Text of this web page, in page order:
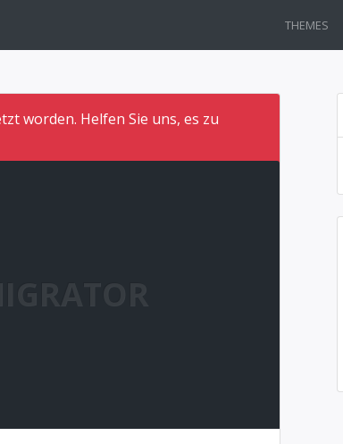
THEMES
worden. Helfen Sie uns, es zu